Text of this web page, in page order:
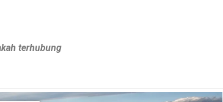
terhubung